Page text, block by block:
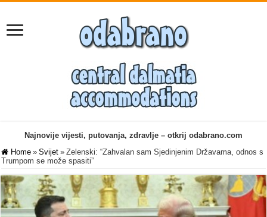
Najnovije vijesti, putovanja, zdravlje – otkrij odabrano.com
Home » Svijet » Zelenski: “Zahvalan sam Sjedinjenim Državama, odnos s
Trumpom se može spasiti”